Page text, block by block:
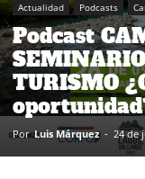
Actualidad Podcasts
Podcast
TURISMO
Por Luis Márquez - 24 de